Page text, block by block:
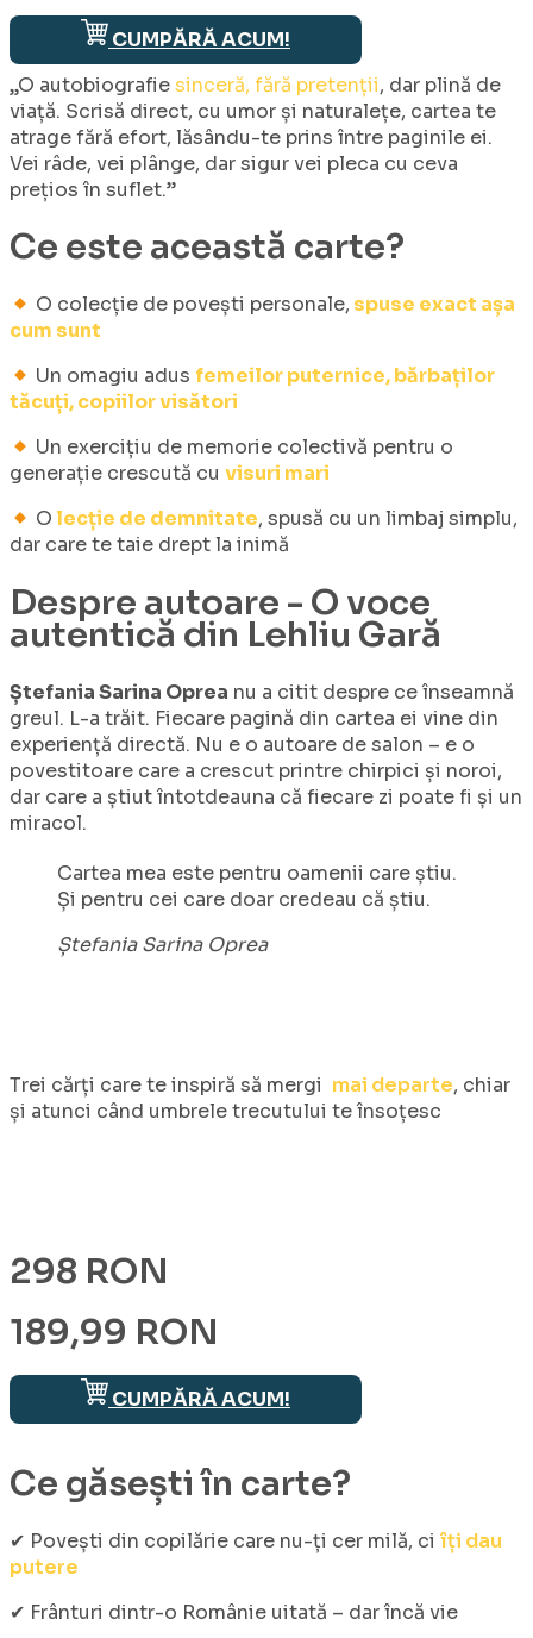
CUMPĂRĂ ACUM!
„O autobiografiesinceră, fără pretenții, dar plină de
viață. Scrisă direct, cu umor și naturalețe, cartea te
atrage fără efort, lăsându-te prins între paginile ei.
Vei râde, vei plânge, dar sigur vei pleca cu ceva
prețios în suflet.”
Ce este această carte?
O colecție de povești personale, spuse exact așa
cum sunt
Un omagiu adus femeilor puternice, bărbaților
tăcuți, copiilor visători
Un exercițiu de memorie colectivă pentru o
generație crescută cu visuri mari
O lecție de demnitate, spusă cu un limbaj simplu,
dar care te taie drept la inimă
Despre autoare - O voce
autentică din Lehliu Gară
Ștefania Sarina Oprea nu a citit despre ce înseamnă
greul. L-a trăit. Fiecare pagină din cartea ei vine din
experiență directă. Nu e o autoare de salon – e o
povestitoare care a crescut printre chirpici și noroi,
dar care a știut întotdeauna că fiecare zi poate fi și un
miracol.
Cartea mea este pentru oamenii care știu.
Și pentru cei care doar credeau că știu.
Ștefania Sarina Oprea
Trei cărți care te inspiră să mergi mai departe, chiar
și atunci când umbrele trecutului te însoțesc
298 RON
189,99 RON
CUMPĂRĂ ACUM!
Ce găsești în carte?
✔ Povești din copilărie care nu-ți cer milă, ci îți dau
putere
✔ Frânturi dintr-o Românie uitată – dar încă vie